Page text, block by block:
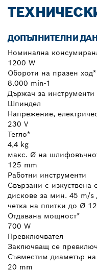
ДОПЪЛНИТЕЛНИ
Номинална
1200 W
Обороти на празен ход*
8.000 min-1
Държач за инструменти
Шпиндел
Напрежение,
230 V
Тегло*
4,4 kg
макс. Ø на
125 mm
Работни инструменти
Свързани с
дискове за мин. 45 m/
четка на плитки до Ø
Отдавана мощност*
700 W
Превключвател
Заключващ се
Съвместим диаметър на
20 mm